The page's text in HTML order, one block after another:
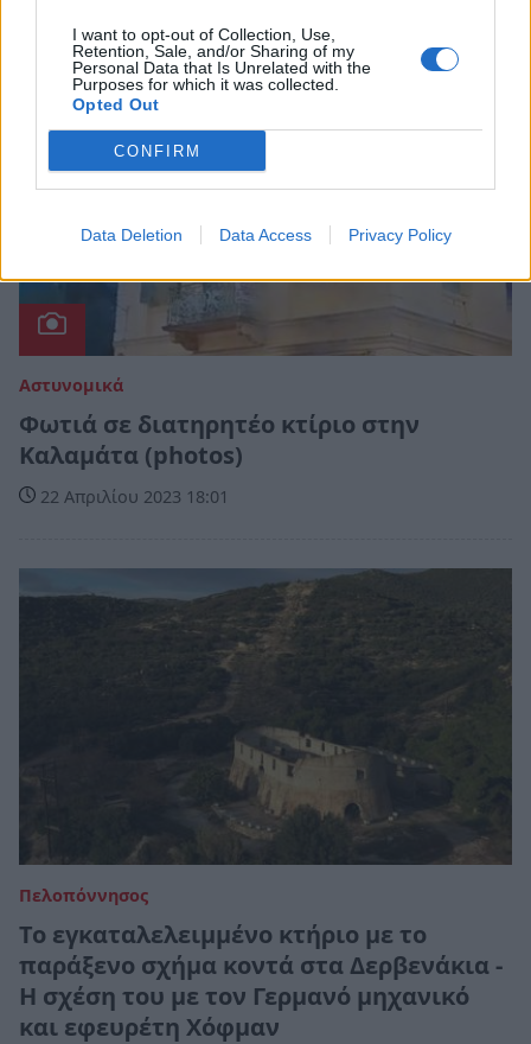
I want to opt-out of Collection, Use,
Retention, Sale, and/or Sharing of my
Personal Data that Is Unrelated with the
Purposes for which it was collected.
Opted Out
CONFIRM
Data Deletion Data Access Privacy Policy
Αστυνομικά
Φωτιά σε διατηρητέο κτίριο στην
Καλαμάτα (photos)
22 Απριλίου 2023 18:01
Πελοπόννησος
Το εγκαταλελειμμένο κτήριο με το
παράξενο σχήμα κοντά στα Δερβενάκια -
Η σχέση του με τον Γερμανό μηχανικό
και εφευρέτη Χόφμαν